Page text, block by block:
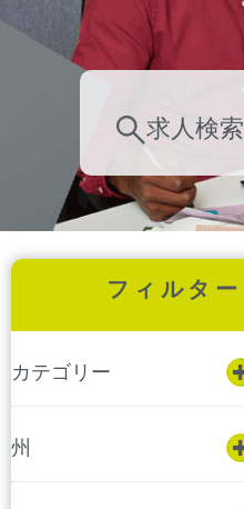
求人検索
フィルター
カテゴリー
州